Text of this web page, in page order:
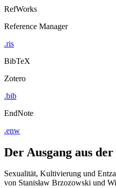
RefWorks
Reference Manager
.ris
BibTeX
Zotero
.bib
EndNote
.enw
Der Ausgang aus
Sexualität, Kultivierung und
von Stanisław Brzozowski und